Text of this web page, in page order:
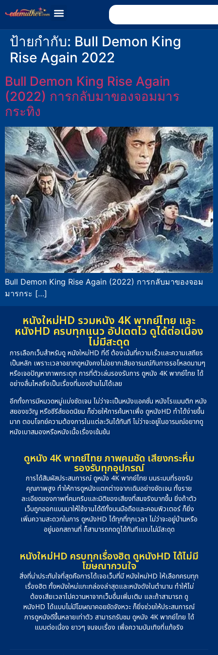
ป้ายกำกับ: Bull Demon King
Rise Again 2022
Bull Demon King Rise Again
(2022) การกลับมาของจอมมาร
กระทิง
Bull Demon King Rise Again (2022) การกลับมาของจอม
มารกระ […]
หนังใหม่HD รวมหนัง 4K พากย์ไทย และ
หนังHD ครบทุกแนว อัปเดตไว ดูได้ต่อเนื่อง
ไม่มีสะดุด
การเลือกเว็บสำหรับดู หนังใหม่HD ที่ดี ต้องเน้นที่ความเร็วและความเสถียร
เป็นหลัก เพราะเวลาอยากดูหนังคงไม่อยากเสียอารมณ์กับการรอโหลดนานๆ
หรือเจอปัญหาภาพกระตุก การที่ตัวเล่นรองรับการ ดูหนัง 4K พากย์ไทย ได้
อย่างลื่นไหลจึงเป็นเรื่องที่มองข้ามไม่ได้เลย
อีกทั้งการมีหมวดหมู่แบ่งชัดเจน ไม่ว่าจะเป็นหนังแอคชั่น หนังโรแมนติก หนัง
สยองขวัญ หรือซีรีส์ยอดนิยม ก็ช่วยให้การค้นหาเพื่อ ดูหนังHD ทำได้ง่ายขึ้น
มาก ตอบโจทย์ความต้องการในแต่ละวันได้ทันที ไม่ว่าจะอยู่ในอารมณ์อยากดู
หนังเบาสมองหรือหนังเนื้อเรื่องเข้มข้น
ดูหนัง 4K พากย์ไทย ภาพคมชัด เสียงกระหึ่ม
รองรับทุกอุปกรณ์
การได้สัมผัสประสบการณ์ ดูหนัง 4K พากย์ไทย บนระบบที่รองรับ
คุณภาพสูง ทำให้การดูหนังแตกต่างจากเดิมอย่างชัดเจน ทั้งราย
ละเอียดของภาพที่คมกริบและมิติของเสียงที่สมจริงมากขึ้น ยิ่งถ้าตัว
เว็บถูกออกแบบมาให้ใช้งานได้ดีทั้งบนมือถือและคอมพิวเตอร์ ก็ยิ่ง
เพิ่มความสะดวกในการ ดูหนังHD ได้ทุกที่ทุกเวลา ไม่ว่าจะอยู่บ้านหรือ
อยู่นอกสถานที่ ก็สามารถกดดูได้ทันทีแบบไม่มีสะดุด
หนังใหม่HD ครบทุกเรื่องฮิต ดูหนังHD ได้ไม่มี
โฆษณากวนใจ
สิ่งที่น่าประทับใจที่สุดคือการได้เจอเว็บที่มี หนังใหม่HD ให้เลือกครบทุก
เรื่องฮิต ทั้งหนังใหม่แกะกล่องล่าสุดและหนังดังในตำนาน ทำให้ไม่
ต้องเสียเวลาไปควานหาจากเว็บอื่นเพิ่มเติม และถ้าสามารถ ดู
หนังHD ได้แบบไม่มีโฆษณาคอยขัดจังหวะ ก็ยิ่งช่วยให้ประสบการณ์
การดูหนังดีขึ้นหลายเท่าตัว สามารถรับชม ดูหนัง 4K พากย์ไทย ได้
แบบต่อเนื่อง ยาวๆ จนจบเรื่อง เพื่อความบันเทิงที่แท้จริง